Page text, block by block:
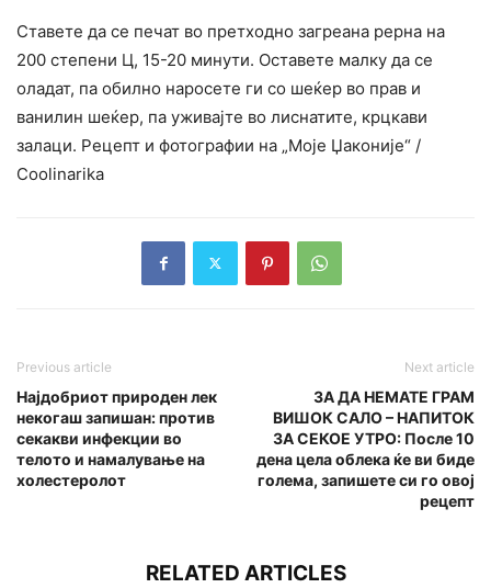
Ставете да се печат во претходно загреана рерна на
200 степени Ц, 15-20 минути. Оставете малку да се
оладат, па обилно наросете ги со шеќер во прав и
ванилин шеќер, па уживајте во лиснатите, крцкави
залаци. Рецепт и фотографии на „Моје Џаконије“ /
Сооlinarika
Previous article
Најдобриот природен лек
некогаш запишан: против
секакви инфекции во
телото и намалување на
холестеролот
Next article
ЗА ДА НЕМАТЕ ГРАМ
ВИШОК САЛО – НАПИТОК
ЗА СЕКОЕ УТРО: После 10
дена цела облека ќе ви биде
голема, запишете си го овој
рецепт
RELATED ARTICLES